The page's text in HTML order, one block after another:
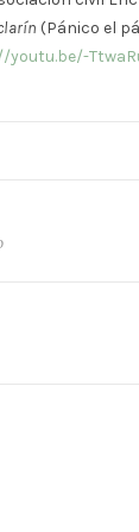
(Pánico el